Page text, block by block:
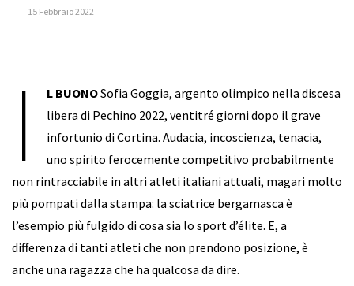
15 Febbraio 2022
I L BUONOSofia Goggia, argento olimpico nella discesa
libera di Pechino 2022, ventitré giorni dopo il grave
infortunio di Cortina. Audacia, incoscienza, tenacia,
uno spirito ferocemente competitivo probabilmente
non rintracciabile in altri atleti italiani attuali, magari molto
più pompati dalla stampa: la sciatrice bergamasca è
l’esempio più fulgido di cosa sia lo sport d’élite. E, a
differenza di tanti atleti che non prendono posizione, è
anche una ragazza che ha qualcosa da dire.